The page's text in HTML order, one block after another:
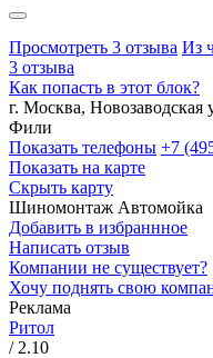
Просмотреть 3 отзыва Из
3 отзыва
Как попасть в этот блок?
г. Москва, Новозаводская
Фили
Показать телефоны +7
Показать на карте
Скрыть карту
Шиномонтаж Автомойка
Добавить в избраннное
Написать отзыв
Компании не существует?
Хочу поднять свою
Реклама
Ритол
/ 2.10